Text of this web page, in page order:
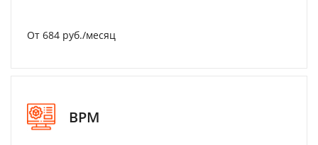
От 684 руб./месяц
BPM